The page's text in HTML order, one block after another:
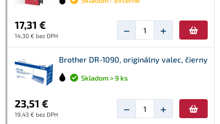
17,31 €
14,30 € bez DPH − +
Brother DR-1090, originálny valec, čierny
Skladom > 9 ks
23,51 €
19,43 € bez DPH − +